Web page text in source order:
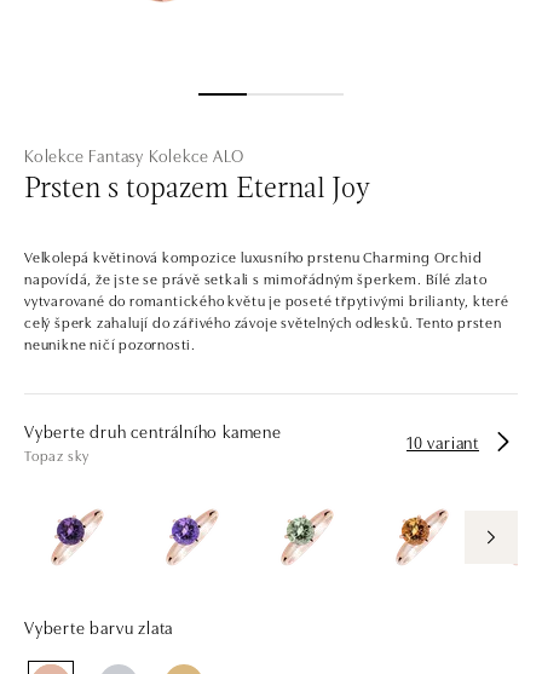
Kolekce Fantasy Kolekce ALO
Prsten s topazem Eternal Joy
Velkolepá květinová kompozice luxusního prstenu Charming Orchid
napovídá, že jste se právě setkali s mimořádným šperkem. Bílé zlato
vytvarované do romantického květu je poseté třpytivými brilianty, které
celý šperk zahalují do zářivého závoje světelných odlesků. Tento prsten
neunikne ničí pozornosti.
Vyberte druh centrálního kamene
Topaz sky
10 variant
Vyberte barvu zlata